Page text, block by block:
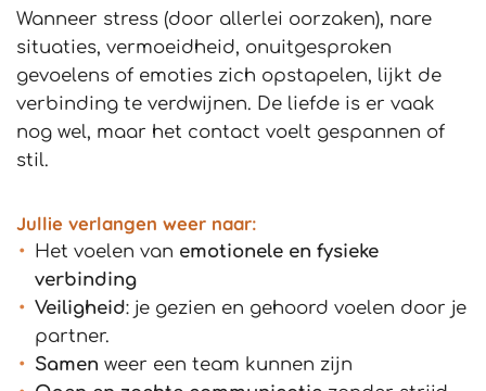
Wanneer stress (door allerlei oorzaken), nare
situaties, vermoeidheid, onuitgesproken
gevoelens of emoties zich opstapelen, lijkt de
verbinding te verdwijnen. De liefde is er vaak
nog wel, maar het contact voelt gespannen of
stil.
Jullie verlangen weer naar:
Het voelen van emotionele en fysieke
verbinding
Veiligheid: je gezien en gehoord voelen door je
partner.
Samen weer een team kunnen zijn